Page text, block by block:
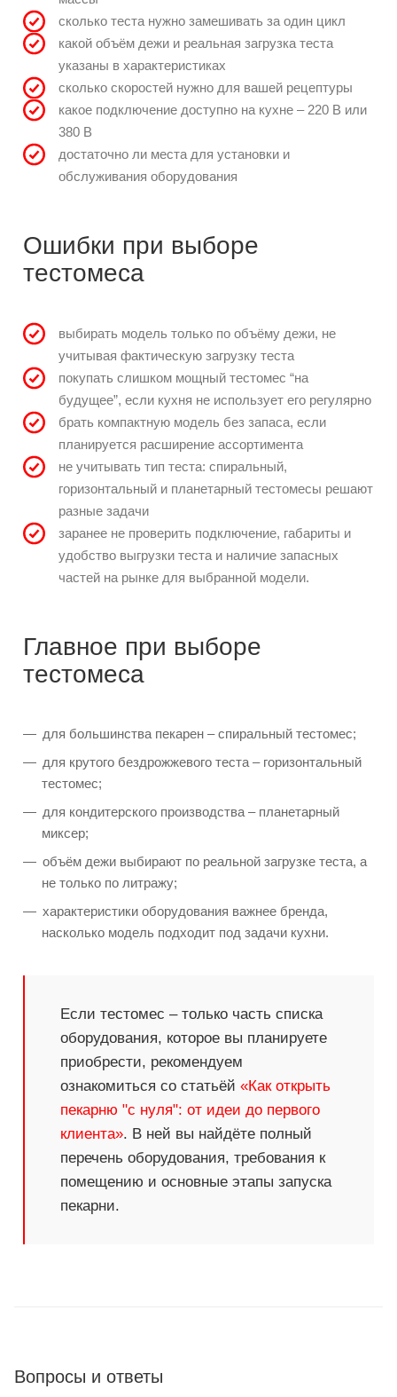
сколько теста нужно замешивать за один цикл
какой объём дежи и реальная загрузка теста
указаны в характеристиках
сколько скоростей нужно для вашей рецептуры
какое подключение доступно на кухне – 220 В или
380 В
достаточно ли места для установки и
обслуживания оборудования
Ошибки при выборе
тестомеса
выбирать модель только по объёму дежи, не
учитывая фактическую загрузку теста
покупать слишком мощный тестомес “на
будущее”, если кухня не использует его регулярно
брать компактную модель без запаса, если
планируется расширение ассортимента
не учитывать тип теста: спиральный,
горизонтальный и планетарный тестомесы решают
разные задачи
заранее не проверить подключение, габариты и
удобство выгрузки теста и наличие запасных
частей на рынке для выбранной модели.
Главное при выборе
тестомеса
для большинства пекарен – спиральный тестомес;
для крутого бездрожжевого теста – горизонтальный
тестомес;
для кондитерского производства – планетарный
миксер;
объём дежи выбирают по реальной загрузке теста, а
не только по литражу;
характеристики оборудования важнее бренда,
насколько модель подходит под задачи кухни.
Если тестомес – только часть списка
оборудования, которое вы планируете
приобрести, рекомендуем
ознакомиться со статьёй «Как открыть
пекарню "с нуля": от идеи до первого
клиента». В ней вы найдёте полный
перечень оборудования, требования к
помещению и основные этапы запуска
пекарни.
Вопросы и ответы